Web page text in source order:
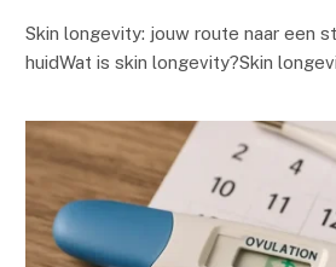
Skin longevity: jouw route naar een
huidWat is skin longevity?Skin